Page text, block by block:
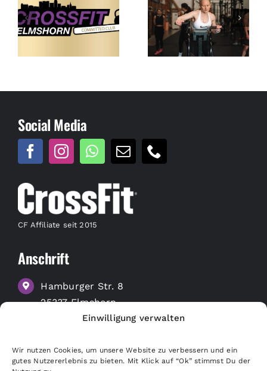
Einwilligung verwalten
Wir nutzen Cookies, um unsere Website zu verbessern und ein
gutes Nutzererlebnis zu bieten. Mit Klick auf “Ok” stimmst Du der
Social Media
CF Affiliate seit 2015
Anschrift
Hamburger Str. 8
25337 Elmshorn